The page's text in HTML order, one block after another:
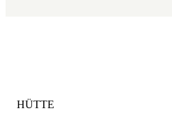
KATEGORIE
HÜTTE